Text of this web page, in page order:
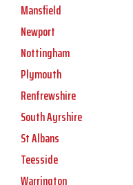
Mansfield
Newport
Nottingham
Plymouth
Renfrewshire
South Ayrshire
St Albans
Teesside
Warrington